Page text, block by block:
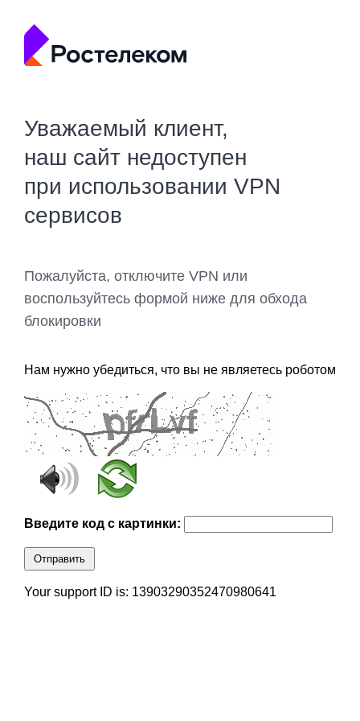
Уважаемый клиент,
наш сайт недоступен
при использовании VPN
сервисов
Пожалуйста, отключите VPN или
воспользуйтесь формой ниже для обхода
блокировки
Нам нужно убедиться, что вы не являетесь роботом
Введите код с картинки:
Отправить
Your support ID is: 13903290352470980641